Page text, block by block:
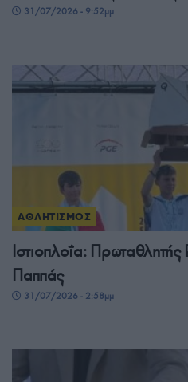
31/07/2026 - 9:52μμ
ΑΘΛΗΤΙΣΜΟΣ
Ιστιοπλοΐα:
Παππάς
31/07/2026 - 2:58μμ